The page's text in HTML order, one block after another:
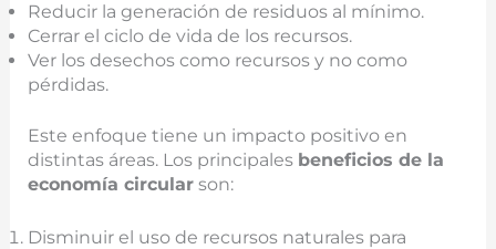
Reducir la generación de residuos al mínimo.
Cerrar el ciclo de vida de los recursos.
Ver los desechos como recursos y no como
pérdidas.
Este enfoque tiene un impacto positivo en
distintas áreas. Los principales beneficios de la
economía circularson:
Disminuir el uso de recursos naturales para